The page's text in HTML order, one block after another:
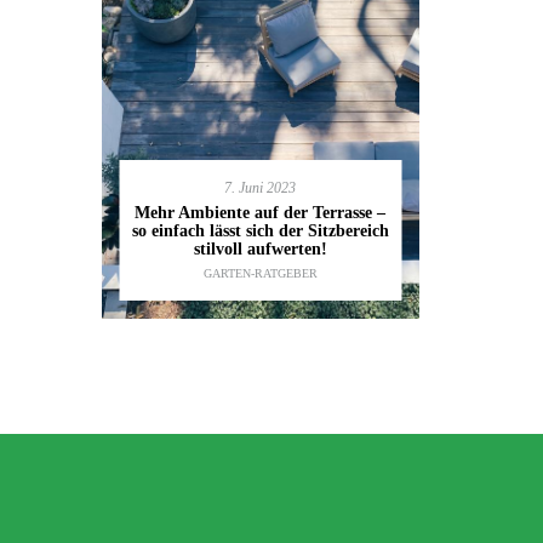
7. Juni 2023
Mehr Ambiente auf der Terrasse –
so einfach lässt sich der Sitzbereich
stilvoll aufwerten!
GARTEN-RATGEBER